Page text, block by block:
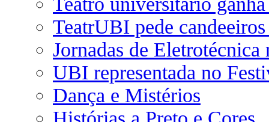
TeatrUBI pede
Jornadas de Eletrotécnica
UBI representada no
Dança e Mistérios